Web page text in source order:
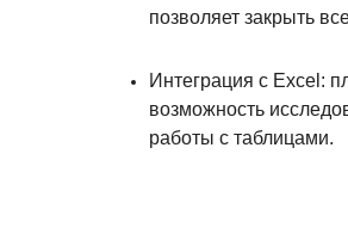
позволяет закрыть
Интеграция с Excel:
возможность
работы с таблицами.